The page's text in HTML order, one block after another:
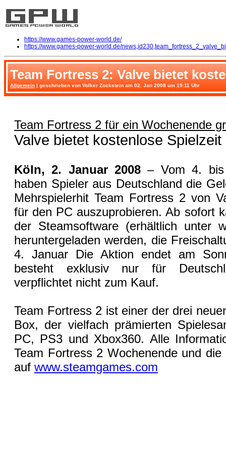
https://www.games-power-world.de/
https://www.games-power-world.de/
Team Fortress 2: Valve bietet
Allgemein | geschrieben von Volker Zockstein am 02. Jan 2008 um 19:11 Uhr
Team Fortress 2 für ein Wochenende
Valve bietet kostenlose Spielzeit
Köln, 2. Januar 2008 – Vom 4.
haben Spieler aus Deutschland die
Mehrspielerhit Team Fortress 2 von
für den PC auszuprobieren. Ab sofort
der Steamsoftware (erhältlich unter
heruntergeladen werden, die
4. Januar Die Aktion endet am
besteht exklusiv nur für
verpflichtet nicht zum Kauf.
Team Fortress 2 ist einer der drei
Box, der vielfach prämierten
PC, PS3 und Xbox360. Alle
Team Fortress 2 Wochenende und
auf www.steamgames.com